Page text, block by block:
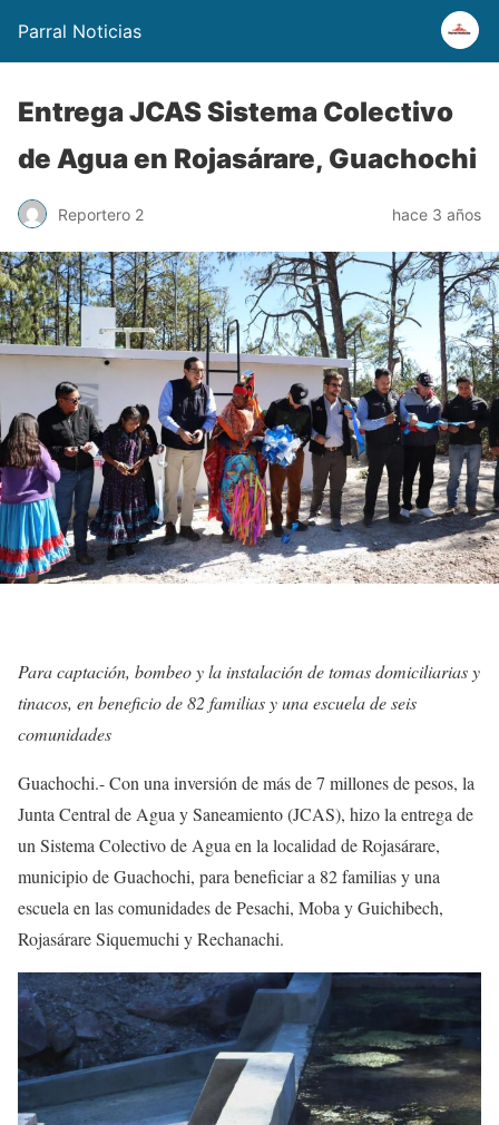
Parral Noticias
Entrega JCAS Sistema Colectivo
de Agua en Rojasárare, Guachochi
Reportero 2 hace 3 años
Para captación, bombeo y la instalación de tomas domiciliarias y
tinacos, en beneficio de 82 familias y una escuela de seis
comunidades
Guachochi.- Con una inversión de más de 7 millones de pesos, la
Junta Central de Agua y Saneamiento (JCAS), hizo la entrega de
un Sistema Colectivo de Agua en la localidad de Rojasárare,
municipio de Guachochi, para beneficiar a 82 familias y una
escuela en las comunidades de Pesachi, Moba y Guichibech,
Rojasárare Siquemuchi y Rechanachi.